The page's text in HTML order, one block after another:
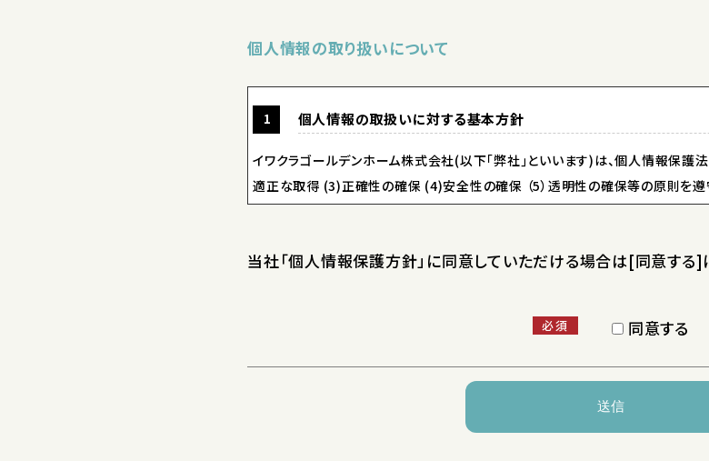
個人情報の取り扱いについて
個人情報の取扱いに対する基本方針
イワクラゴールデンホーム株式会社(以下｢弊社｣といいます)は、個人情報保護
適正な取得 (3)正確性の確保 (4)安全性の確保 （5）透明性の確保等の原則を遵
心の注意を払って取扱ってまいります。
弊社が保有する個人情報
適正な取得 (3)正確性の確保 (4)安全性の確保 （5）透明性の確保等の原則を遵
当社「個人情報保護方針」に同意していただける場合は[同意する]
必須 同意する